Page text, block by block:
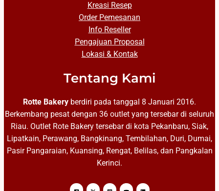
Kreasi Resep
Order Pemesanan
Info Reseller
Pengajuan Proposal
Lokasi & Kontak
Tentang Kami
Rotte Bakery berdiri pada tanggal 8 Januari 2016.
Berkembang pesat dengan 36 outlet yang tersebar di seluruh
Riau. Outlet Rote Bakery tersebar di kota Pekanbaru, Siak,
Lipatkain, Perawang, Bangkinang, Tembilahan, Duri, Dumai,
Pasir Pangaraian, Kuansing, Rengat, Belilas, dan Pangkalan
Kerinci.